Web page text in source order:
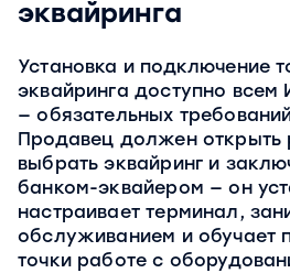
эквайринга
Установка и подключение
эквайринга доступно всем
— обязательных
Продавец должен открыть
выбрать эквайринг и
банком-эквайером — он
настраивает терминал,
обслуживанием и обучает
точки работе с